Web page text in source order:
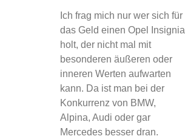
Ich frag mich nur wer sich für
das Geld einen Opel Insignia
holt, der nicht mal mit
besonderen äußeren oder
inneren Werten aufwarten
kann. Da ist man bei der
Konkurrenz von BMW,
Alpina, Audi oder gar
Mercedes besser dran.